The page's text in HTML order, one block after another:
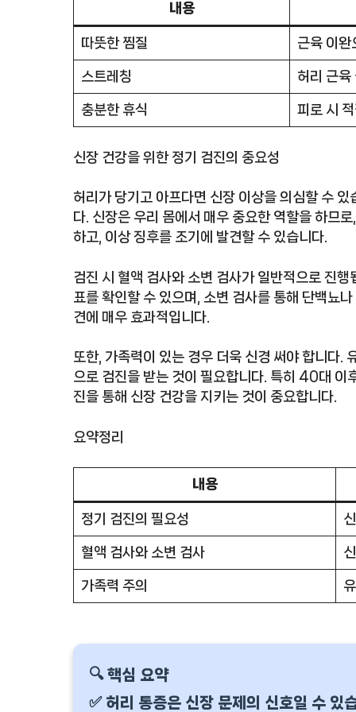
내용
따뜻한 찜질 근육 이완
스트레칭 허리 근육
충분한 휴식 피로 시
신장 건강을 위한 정기 검진의 중요성
허리가 당기고 아프다면 신장 이상을 의심할 수
다. 신장은 우리 몸에서 매우 중요한 역할을 하므
하고, 이상 징후를 조기에 발견할 수 있습니다.
검진 시 혈액 검사와 소변 검사가 일반적으로 진
표를 확인할 수 있으며, 소변 검사를 통해 단백뇨
견에 매우 효과적입니다.
또한, 가족력이 있는 경우 더욱 신경 써야 합니다.
으로 검진을 받는 것이 필요합니다. 특히 40대 이
진을 통해 신장 건강을 지키는 것이 중요합니다.
요약정리
내용
정기 검진의 필요성
혈액 검사와 소변 검사
가족력 주의
🔍 핵심 요약
✅ 허리 통증은 신장 문제의 신호일 수 있